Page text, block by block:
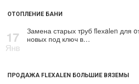
ОТОПЛЕНИЕ БАНИ
17
Янв
Замена старых тpуб flехalеn для
новых под ключ в…
ПРОДАЖА FLEXALEN БОЛЬШИЕ ВЯЗЕМЫ